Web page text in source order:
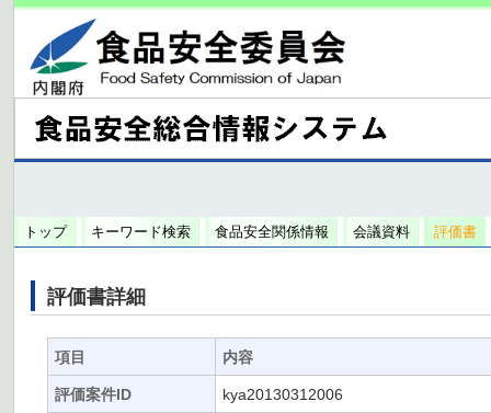
トップ キーワード検索 食品安全関係情報 会議資料 評価書
評価書詳細
項目 内容
評価案件ID kya20130312006